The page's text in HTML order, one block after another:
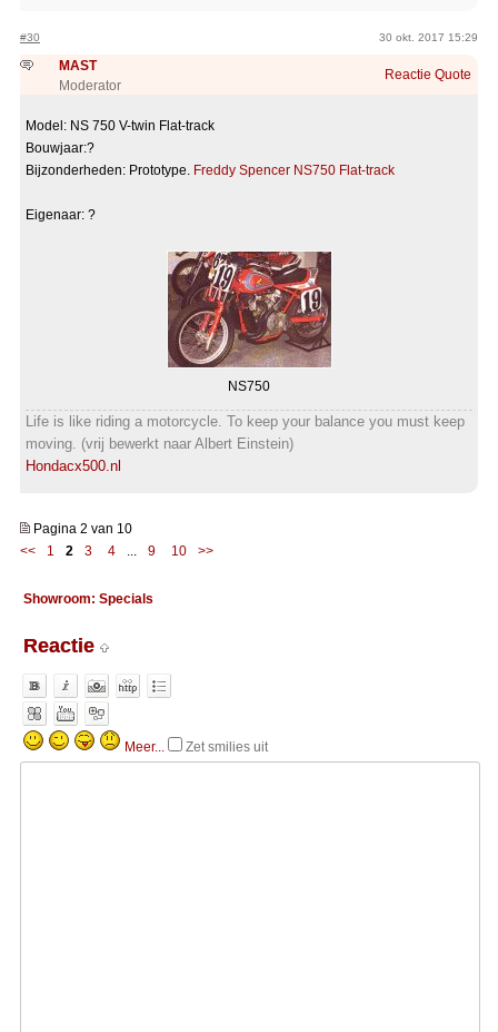
#30 30 okt. 2017 15:29
MAST
Moderator
Reactie Quote
Model: NS 750 V-twin Flat-track
Bouwjaar:?
Bijzonderheden: Prototype. Freddy Spencer NS750 Flat-track
Eigenaar: ?
NS750
Life is like riding a motorcycle. To keep your balance you must keep
moving. (vrij bewerkt naar Albert Einstein)
Hondacx500.nl
Pagina 2 van 10
<<
1 2 3 4 ... 9 10 >>
Showroom: Specials
Reactie
Meer... Zet smilies uit